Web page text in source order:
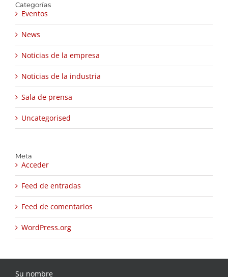
Categorías
Eventos
News
Noticias de la empresa
Noticias de la industria
Sala de prensa
Uncategorised
Meta
Acceder
Feed de entradas
Feed de comentarios
WordPress.org
Su nombre